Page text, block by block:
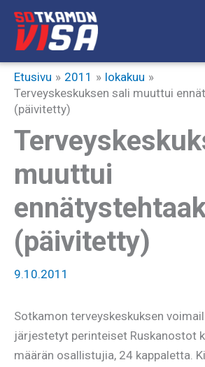
Siirry
sisältöön
Etusivu 2011
lokakuu
Terveyskeskuksen sali muuttui
(päivitetty)
muuttui
(päivitetty)
9.10.2011
Sotkamon terveyskeskuksen
järjestetyt perinteiset Ruskanostot
määrän osallistujia, 24 kappaletta.